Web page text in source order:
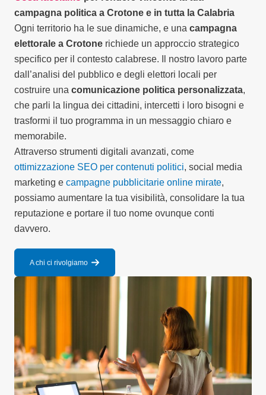
campagna politica a Crotone e in tutta la Calabria
Ogni territorio ha le sue dinamiche, e una campagna
elettorale a Crotone richiede un approccio strategico
specifico per il contesto calabrese. Il nostro lavoro parte
dall’analisi del pubblico e degli elettori locali per
costruire una comunicazione politica personalizzata,
che parli la lingua dei cittadini, intercetti i loro bisogni e
trasformi il tuo programma in un messaggio chiaro e
memorabile.
Attraverso strumenti digitali avanzati, come
ottimizzazione SEO per contenuti politici, social media
marketing e campagne pubblicitarie online mirate,
possiamo aumentare la tua visibilità, consolidare la tua
reputazione e portare il tuo nome ovunque conti
davvero.
A chi ci rivolgiamo